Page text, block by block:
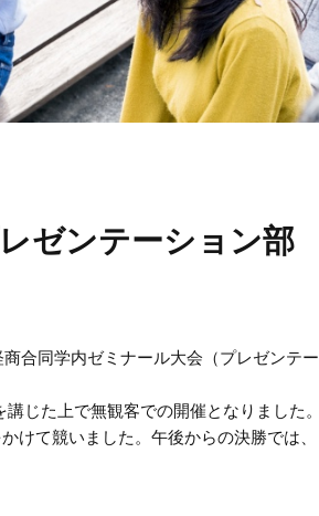
ゼンテーション部
合同学内ゼミナール大会（プレゼンテー
じた上で無観客での開催となりました。
けて競いました。午後からの決勝では、